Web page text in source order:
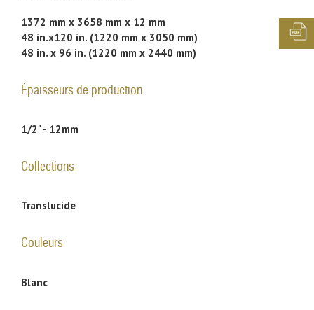
1372 mm x 3658 mm x 12 mm
48 in.x120 in. (1220 mm x 3050 mm)
48 in. x 96 in. (1220 mm x 2440 mm)
Épaisseurs de production
1/2" - 12mm
Collections
Translucide
Couleurs
Blanc